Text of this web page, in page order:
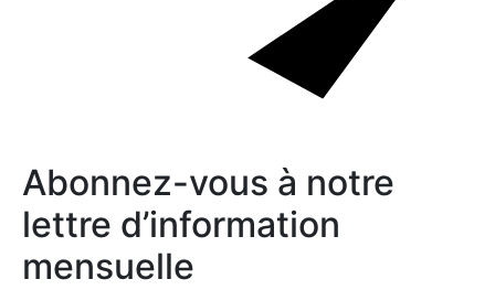
Abonnez-vous à notre
lettre d’information
mensuelle